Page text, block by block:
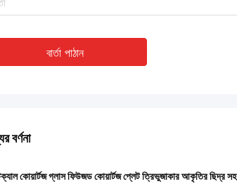
বার্তা পাঠান
বর্ণনা
কোয়ার্টজ গ্লাস ফিউজড কোয়ার্টজ প্লেট ত্রিভুজাকার আকৃতির ছিদ্র সহ